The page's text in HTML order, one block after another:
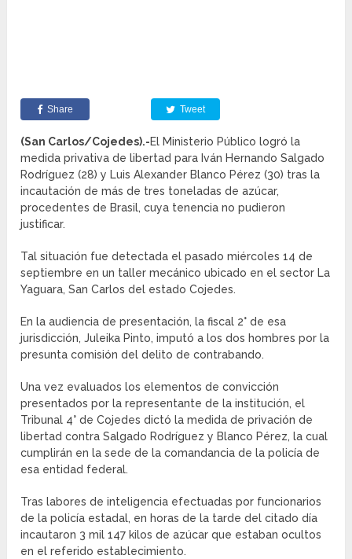
Share Tweet
(San Carlos/Cojedes).-El Ministerio Público logró la
medida privativa de libertad para Iván Hernando Salgado
Rodríguez (28) y Luis Alexander Blanco Pérez (30) tras la
incautación de más de tres toneladas de azúcar,
procedentes de Brasil, cuya tenencia no pudieron
justificar.
Tal situación fue detectada el pasado miércoles 14 de
septiembre en un taller mecánico ubicado en el sector La
Yaguara, San Carlos del estado Cojedes.
En la audiencia de presentación, la fiscal 2° de esa
jurisdicción, Juleika Pinto, imputó a los dos hombres por la
presunta comisión del delito de contrabando.
Una vez evaluados los elementos de convicción
presentados por la representante de la institución, el
Tribunal 4° de Cojedes dictó la medida de privación de
libertad contra Salgado Rodríguez y Blanco Pérez, la cual
cumplirán en la sede de la comandancia de la policía de
esa entidad federal.
Tras labores de inteligencia efectuadas por funcionarios
de la policía estadal, en horas de la tarde del citado día
incautaron 3 mil 147 kilos de azúcar que estaban ocultos
en el referido establecimiento.